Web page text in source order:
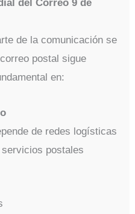
del Correo 9 de
de la comunicación se
postal sigue
en:
de redes logísticas
postales